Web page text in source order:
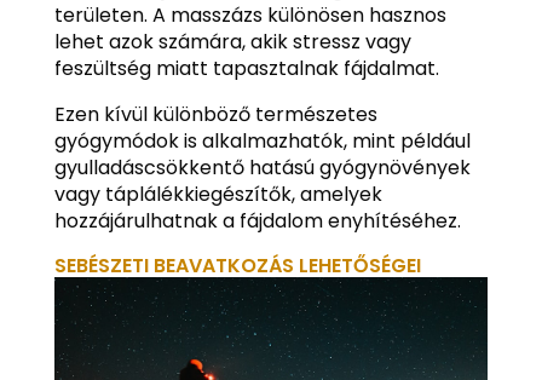
területen. A masszázs különösen hasznos
lehet azok számára, akik stressz vagy
feszültség miatt tapasztalnak fájdalmat.
Ezen kívül különböző természetes
gyógymódok is alkalmazhatók, mint például
gyulladáscsökkentő hatású gyógynövények
vagy táplálékkiegészítők, amelyek
hozzájárulhatnak a fájdalom enyhítéséhez.
SEBÉSZETI BEAVATKOZÁS LEHETŐSÉGEI